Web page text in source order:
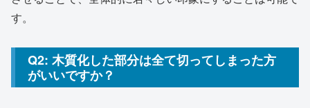
す。
Q2: 木質化した部分は全て切ってしまった方
がいいですか？